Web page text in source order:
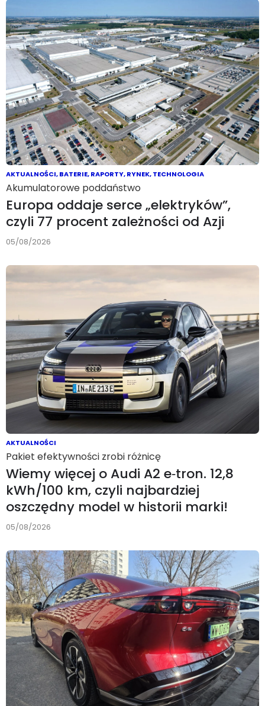
AKTUALNOŚCI,BATERIE,RAPORTY,RYNEK,TECHNOLOGIA
Akumulatorowe poddaństwo
Europa oddaje serce „elektryków”,
czyli 77 procent zależności od Azji
05/08/2026
AKTUALNOŚCI
Pakiet efektywności zrobi różnicę
Wiemy więcej o Audi A2 e‑tron. 12,8
kWh/100 km, czyli najbardziej
oszczędny model w historii marki!
05/08/2026